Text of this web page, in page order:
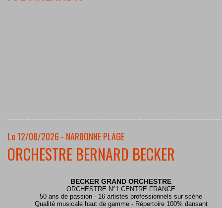
Le 12/08/2026 - NARBONNE PLAGE
ORCHESTRE BERNARD BECKER
BECKER GRAND ORCHESTRE
ORCHESTRE N°1 CENTRE FRANCE
50 ans de passion - 16 artistes professionnels sur scène
Qualité musicale haut de gamme - Répertoire 100% dansant